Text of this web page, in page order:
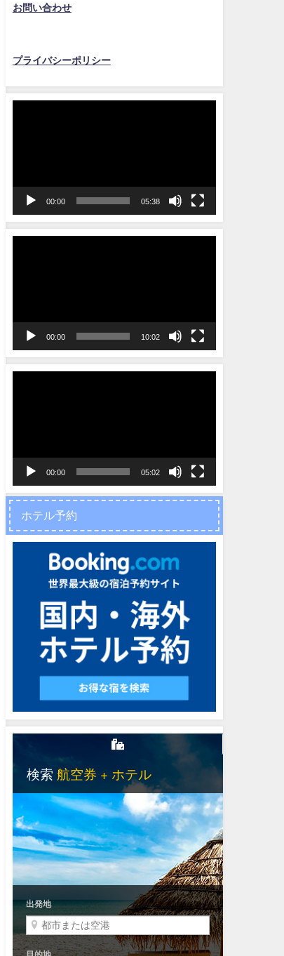
お問い合わせ
プライバシーポリシー
ー
00:00 05:38
ー
00:00 10:02
ー
00:00 05:02
ホテル予約